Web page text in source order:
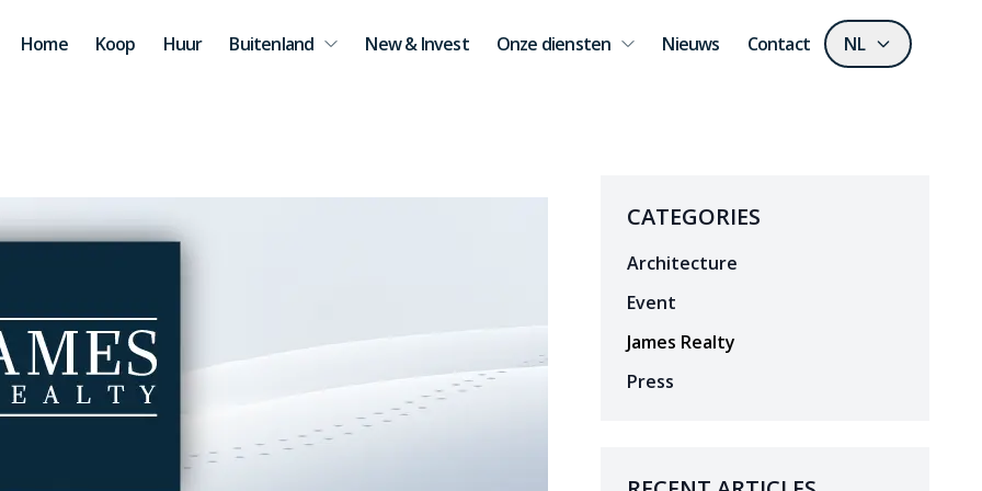
Home
Koop Huur Buitenland New & Invest Onze diensten Nieuws Contact NL
CATEGORIES
Architecture
Event
James Realty
Press